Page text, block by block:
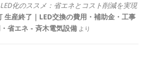
化のススメ：省エネとコスト削減を実現
生産終了｜LED交換の費用・補助金・工事
省エネ - 斉木電気設備 より